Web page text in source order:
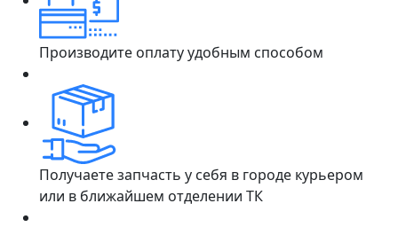
Производите оплату удобным способом
Получаете запчасть у себя в городе курьером
или в ближайшем отделении ТК